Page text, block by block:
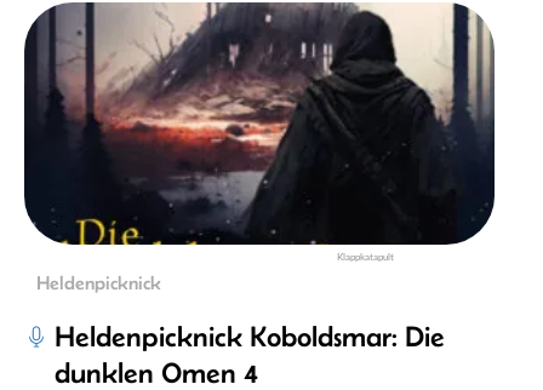
Klappkatapult
Heldenpicknick
Heldenpicknick Koboldsmar: Die
dunklen Omen 4